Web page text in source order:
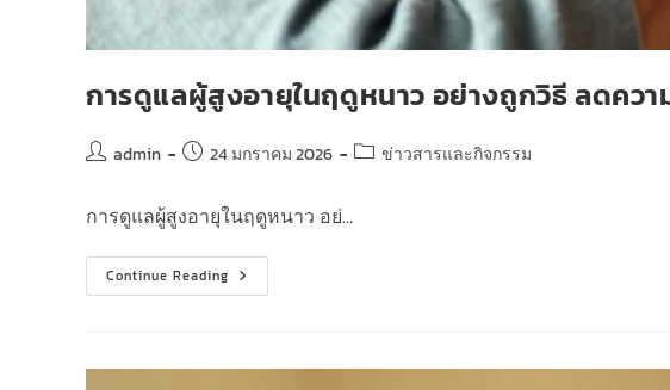
การดูแลผู้สูงอายุในฤดูหนาว อย่างถูกวิธี ลดคว
admin 24 มกราคม 2026 ข่าวสารและกิจกรรม
การดูแลผู้สูงอายุในฤดูหนาว อย่…
Continue Reading